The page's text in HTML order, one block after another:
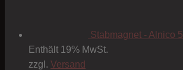
Stabmagnet - Alnico 5
Enthält 19% MwSt.
zzgl. Versand